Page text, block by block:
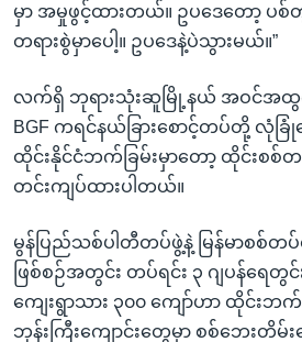
မှာ အမှုဖွင့်ထားတယ်။ ဥပဒေတော့ ပ
တရားစွဲမှာပေါ့။ ဥပဒေနဲ့ပဲသွားမယ်။”
လက်ရှိ ဘုရားသုံးဆူမြို့နယ် အဝင်အထွက်
BGF ကရင်နယ်ခြားစောင့်တပ်တို့ လုံခ
ထိုင်းနိုင်ငံဘက်ခြမ်းမှာတော့ ထိုင်းစစ်
တင်းကျပ်ထားပါတယ်။
မွန်ပြည်သစ်ပါတီတပ်ဖွဲ့နဲ့ မြန်မာစ
ဖြစ်စဉ်အတွင်း တပ်ရင်း ၃ ဂျပန်ရေတွ
ကျေးရွာသား ၃၀၀ ကျော်ဟာ ထိုင်းဘက်
ဘုန်းကြီးကျောင်းတွေမှာ စစ်ဘေးတိမ်း